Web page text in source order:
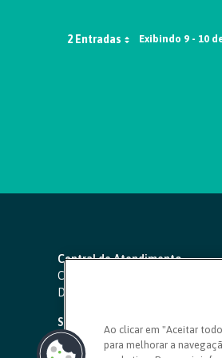
2 Entradas Exibindo 9 - 10
Central de Atendimento
Capitais e regiões metropolitanas:
Demais localidades:
SAC 24 horas
Ouvidoria
Ao clicar em "Aceitar
para melhorar a